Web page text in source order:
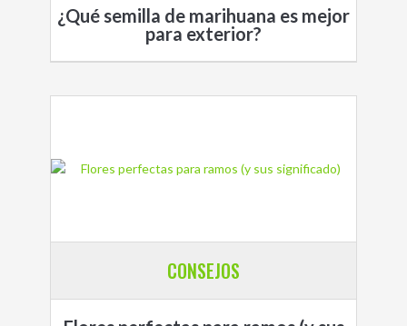
¿Qué semilla de marihuana es mejor
para exterior?
CONSEJOS